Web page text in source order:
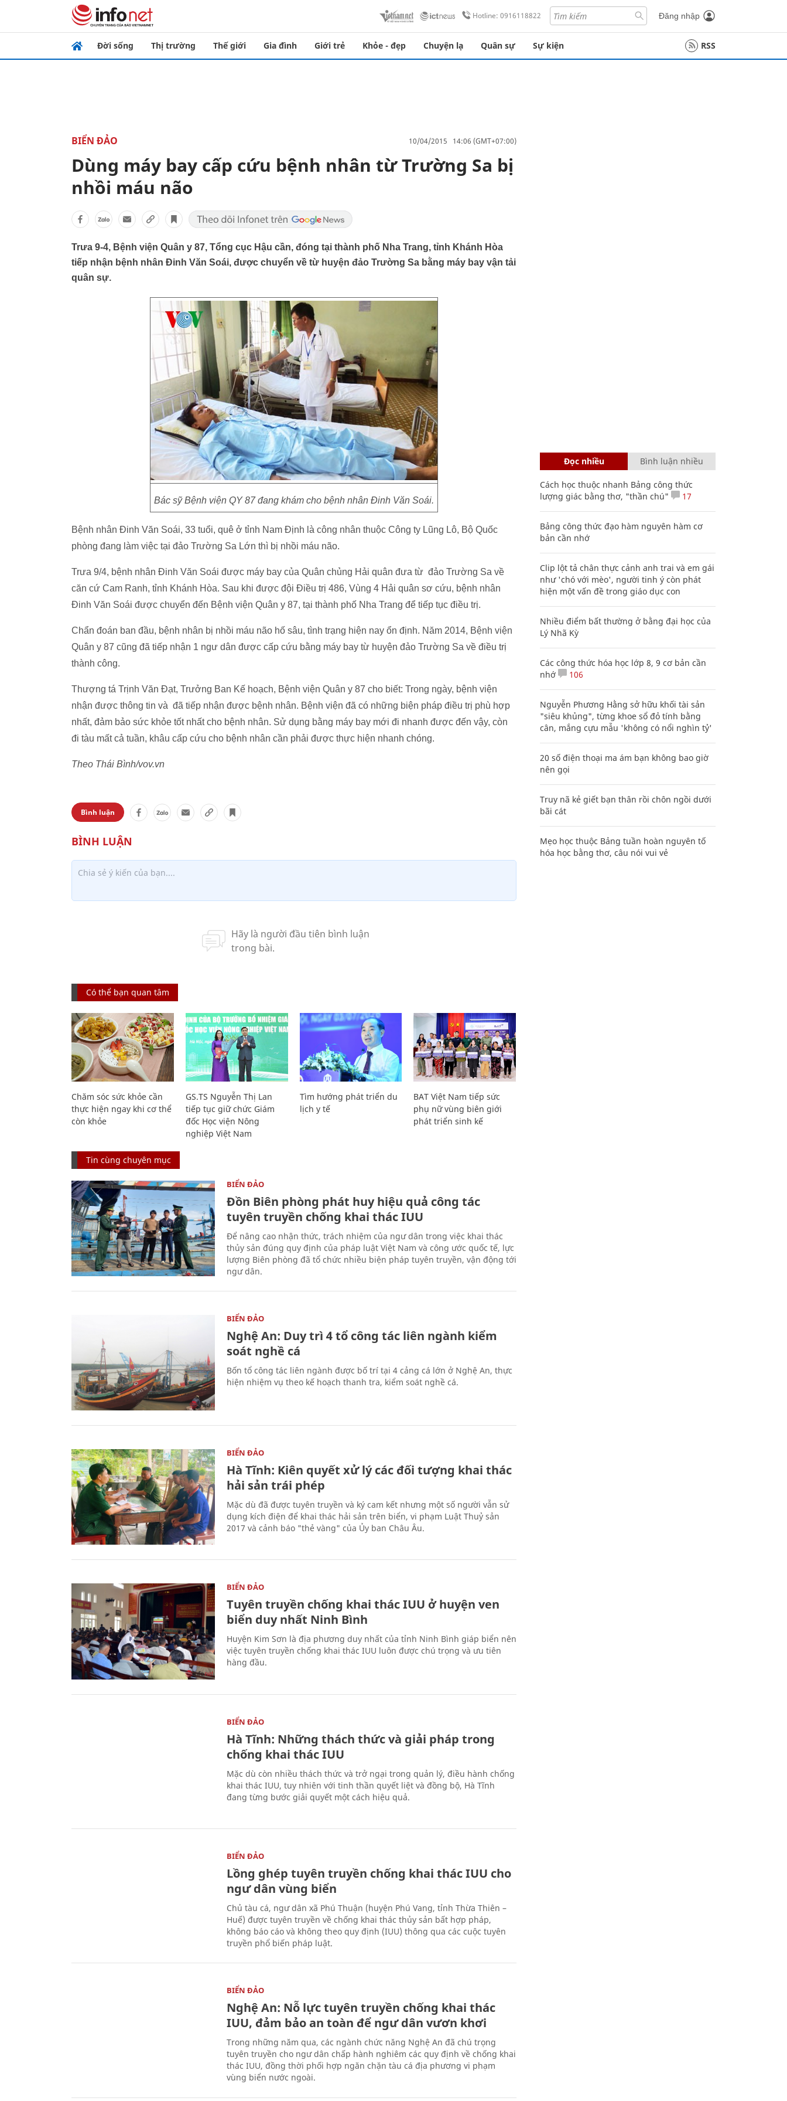
Hotline: 0916118822 Đăng nhập
Đời sống Thị trường Thế giới Gia đình Giới trẻ Khỏe - đẹp Chuyện lạ Quân sự Sự kiện RSS
BIỂN ĐẢO 10/04/2015 14:06 (GMT+07:00)
Dùng máy bay cấp cứu bệnh nhân từ Trường Sa bị
nhồi máu não
Trưa 9-4, Bệnh viện Quân y 87, Tổng cục Hậu cần, đóng tại thành phố Nha Trang, tỉnh Khánh Hòa
tiếp nhận bệnh nhân Đinh Văn Soái, được chuyển về từ huyện đảo Trường Sa bằng máy bay vận tải
quân sự.
Bác sỹ Bệnh viện QY 87 đang khám cho bệnh nhân Đinh Văn Soái.
Bệnh nhân Đinh Văn Soái, 33 tuổi, quê ở tỉnh Nam Định là công nhân thuộc Công ty Lũng Lô, Bộ Quốc
phòng đang làm việc tại đảo Trường Sa Lớn thì bị nhồi máu não.
Trưa 9/4, bệnh nhân Đinh Văn Soái được máy bay của Quân chủng Hải quân đưa từ đảo Trường Sa về
căn cứ Cam Ranh, tỉnh Khánh Hòa. Sau khi được đội Điều trị 486, Vùng 4 Hải quân sơ cứu, bệnh nhân
Đinh Văn Soái được chuyển đến Bệnh viện Quân y 87, tại thành phố Nha Trang để tiếp tục điều trị.
Chẩn đoán ban đầu, bệnh nhân bị nhồi máu não hố sâu, tình trạng hiện nay ổn định. Năm 2014, Bệnh viện
Quân y 87 cũng đã tiếp nhận 1 ngư dân được cấp cứu bằng máy bay từ huyện đảo Trường Sa về điều trị
thành công.
Thượng tá Trịnh Văn Đạt, Trưởng Ban Kế hoạch, Bệnh viện Quân y 87 cho biết: Trong ngày, bệnh viện
nhận được thông tin và đã tiếp nhận được bệnh nhân. Bệnh viện đã có những biện pháp điều trị phù hợp
nhất, đảm bảo sức khỏe tốt nhất cho bệnh nhân. Sử dụng bằng máy bay mới đi nhanh được đến vậy, còn
đi tàu mất cả tuần, khâu cấp cứu cho bệnh nhân cần phải được thực hiện nhanh chóng.
Theo Thái Bình/vov.vn
Bình luận
Có thể bạn quan tâm
Chăm sóc sức khỏe cần
thực hiện ngay khi cơ thể
còn khỏe
GS.TS Nguyễn Thị Lan
tiếp tục giữ chức Giám
đốc Học viện Nông
nghiệp Việt Nam
Tìm hướng phát triển du
lịch y tế
BAT Việt Nam tiếp sức
phụ nữ vùng biên giới
phát triển sinh kế
Tin cùng chuyên mục
BIỂN ĐẢO
Đồn Biên phòng phát huy hiệu quả công tác
tuyên truyền chống khai thác IUU
Để nâng cao nhận thức, trách nhiệm của ngư dân trong việc khai thác
thủy sản đúng quy định của pháp luật Việt Nam và công ước quốc tế, lực
lượng Biên phòng đã tổ chức nhiều biện pháp tuyên truyền, vận động tới
ngư dân.
BIỂN ĐẢO
Nghệ An: Duy trì 4 tổ công tác liên ngành kiểm
soát nghề cá
Bốn tổ công tác liên ngành được bố trí tại 4 cảng cá lớn ở Nghệ An, thực
hiện nhiệm vụ theo kế hoạch thanh tra, kiểm soát nghề cá.
BIỂN ĐẢO
Hà Tĩnh: Kiên quyết xử lý các đối tượng khai thác
hải sản trái phép
Mặc dù đã được tuyên truyền và ký cam kết nhưng một số người vẫn sử
dụng kích điện để khai thác hải sản trên biển, vi phạm Luật Thuỷ sản
2017 và cảnh báo "thẻ vàng" của Ủy ban Châu Âu.
BIỂN ĐẢO
Tuyên truyền chống khai thác IUU ở huyện ven
biển duy nhất Ninh Bình
Huyện Kim Sơn là địa phương duy nhất của tỉnh Ninh Bình giáp biển nên
việc tuyên truyền chống khai thác IUU luôn được chú trọng và ưu tiên
hàng đầu.
BIỂN ĐẢO
Hà Tĩnh: Những thách thức và giải pháp trong
chống khai thác IUU
Mặc dù còn nhiều thách thức và trở ngại trong quản lý, điều hành chống
khai thác IUU, tuy nhiên với tinh thần quyết liệt và đồng bộ, Hà Tĩnh
đang từng bước giải quyết một cách hiệu quả.
BIỂN ĐẢO
Lồng ghép tuyên truyền chống khai thác IUU cho
ngư dân vùng biển
Chủ tàu cá, ngư dân xã Phú Thuận (huyện Phú Vang, tỉnh Thừa Thiên –
Huế) được tuyên truyền về chống khai thác thủy sản bất hợp pháp,
không báo cáo và không theo quy định (IUU) thông qua các cuộc tuyên
truyền phổ biến pháp luật.
BIỂN ĐẢO
Nghệ An: Nỗ lực tuyên truyền chống khai thác
IUU, đảm bảo an toàn để ngư dân vươn khơi
Trong những năm qua, các ngành chức năng Nghệ An đã chú trọng
tuyên truyền cho ngư dân chấp hành nghiêm các quy định về chống khai
thác IUU, đồng thời phối hợp ngăn chặn tàu cá địa phương vi phạm
vùng biển nước ngoài.
Đọc nhiều Bình luận nhiều
Cách học thuộc nhanh Bảng công thức
lượng giác bằng thơ, "thần chú"
17
Bảng công thức đạo hàm nguyên hàm cơ
bản cần nhớ
Clip lột tả chân thực cảnh anh trai và em gái
như 'chó với mèo', người tinh ý còn phát
hiện một vấn đề trong giáo dục con
Nhiều điểm bất thường ở bằng đại học của
Lý Nhã Kỳ
Các công thức hóa học lớp 8, 9 cơ bản cần
nhớ
106
Nguyễn Phương Hằng sở hữu khối tài sản
"siêu khủng", từng khoe sổ đỏ tính bằng
cân, mắng cựu mẫu 'không có nổi nghìn tỷ'
20 số điện thoại ma ám bạn không bao giờ
nên gọi
Truy nã kẻ giết bạn thân rồi chôn ngồi dưới
bãi cát
Mẹo học thuộc Bảng tuần hoàn nguyên tố
hóa học bằng thơ, câu nói vui vẻ